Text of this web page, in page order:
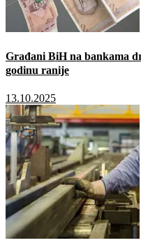
Građani BiH na bankama
godinu ranije
13.10.2025